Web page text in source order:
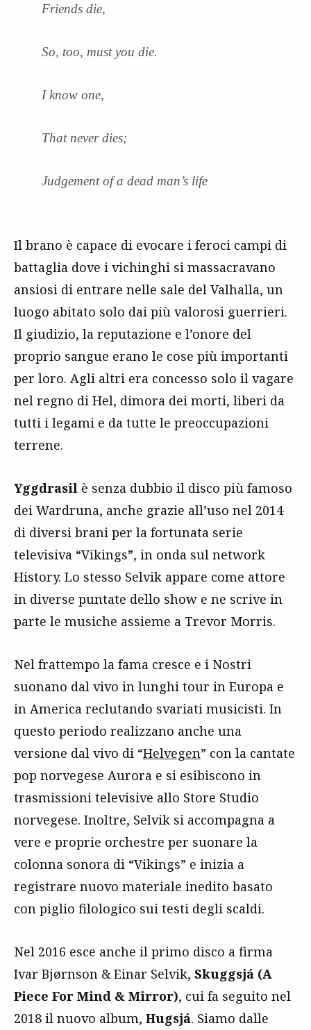
Friends die,
So, too, must you die.
I know one,
That never dies;
Judgement of a dead man’s life
Il brano è capace di evocare i feroci campi di
battaglia dove i vichinghi si massacravano
ansiosi di entrare nelle sale del Valhalla, un
luogo abitato solo dai più valorosi guerrieri.
Il giudizio, la reputazione e l’onore del
proprio sangue erano le cose più importanti
per loro. Agli altri era concesso solo il vagare
nel regno di Hel, dimora dei morti, liberi da
tutti i legami e da tutte le preoccupazioni
terrene.
Yggdrasil è senza dubbio il disco più famoso
dei Wardruna, anche grazie all’uso nel 2014
di diversi brani per la fortunata serie
televisiva “Vikings”, in onda sul network
History. Lo stesso Selvik appare come attore
in diverse puntate dello show e ne scrive in
parte le musiche assieme a Trevor Morris.
Nel frattempo la fama cresce e i Nostri
suonano dal vivo in lunghi tour in Europa e
in America reclutando svariati musicisti. In
questo periodo realizzano anche una
versione dal vivo di “Helvegen” con la cantate
pop norvegese Aurora e si esibiscono in
trasmissioni televisive allo Store Studio
norvegese. Inoltre, Selvik si accompagna a
vere e proprie orchestre per suonare la
colonna sonora di “Vikings” e inizia a
registrare nuovo materiale inedito basato
con piglio filologico sui testi degli scaldi.
Nel 2016 esce anche il primo disco a firma
Ivar Bjørnson & Einar Selvik, Skuggsjá (A
Piece For Mind & Mirror), cui fa seguito nel
2018 il nuovo album, Hugsjá. Siamo dalle